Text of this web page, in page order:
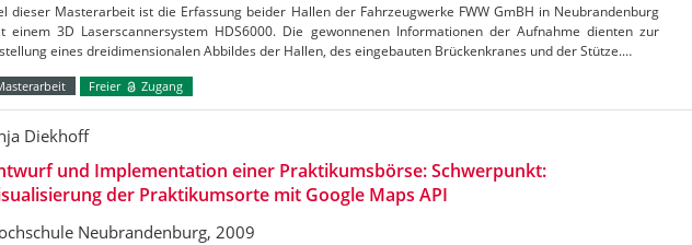
dieser Masterarbeit ist die Erfassung beider Hallen der Fahrzeugwerke FWW GmBH in Neubrandenburg
einem 3D Laserscannersystem HDS6000. Die gewonnenen Informationen der Aufnahme dienten zur
eines dreidimensionalen Abbildes der Hallen, des eingebauten Brückenkranes und der Stütze.…
Freier Zugang
Diekhoff
und Implementation einer Praktikumsbörse: Schwerpunkt:
der Praktikumsorte mit Google Maps API
Neubrandenburg, 2009